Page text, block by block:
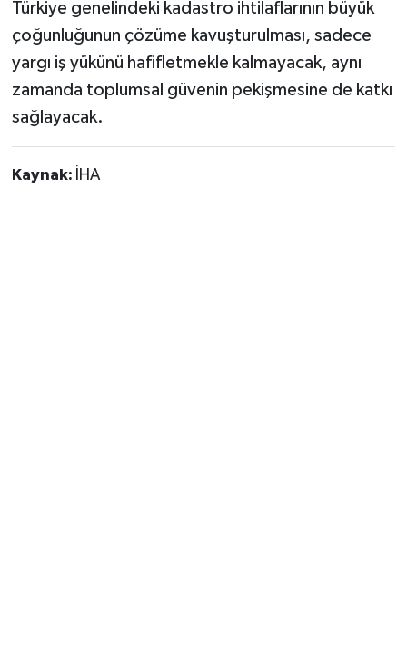
Türkiye genelindeki kadastro ihtilaflarının büyük
çoğunluğunun çözüme kavuşturulması, sadece
yargı iş yükünü hafifletmekle kalmayacak, aynı
zamanda toplumsal güvenin pekişmesine de katkı
sağlayacak.
Kaynak: İHA